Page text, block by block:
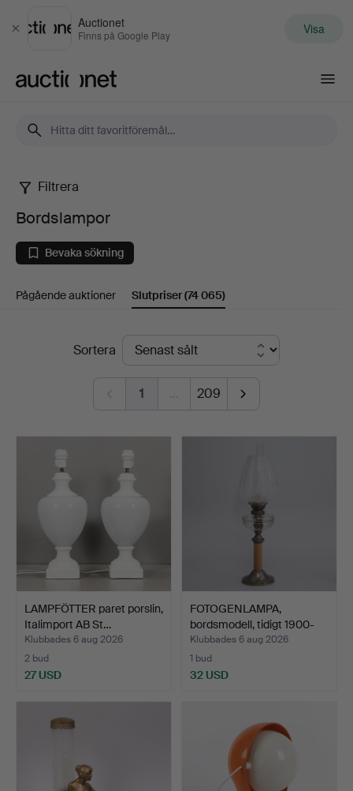
Stäng
Auctionet
Finns på Google Play Visa
Bordslampor
Filtrera
Bordslampor
Bevaka sökning
Pågående auktioner Slutpriser(74 065)
SlutpriserSortera
1 … 209
LAMPFÖTTER paret porslin,
Italimport AB St…
Klubbades 6 aug 2026
2 bud
27 USD
FOTOGENLAMPA,
bordsmodell, tidigt 1900-
tal.
Klubbades 6 aug 2026
1 bud
32 USD